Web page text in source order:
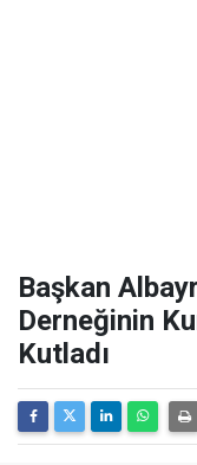
Başkan
Derneğinin
Kutladı